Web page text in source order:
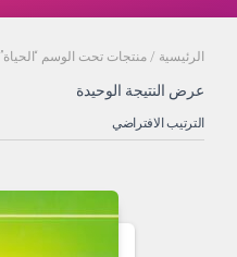
الرئيسية / منتجات تحت الوسم “الحياة”
عرض النتيجة الوحيدة